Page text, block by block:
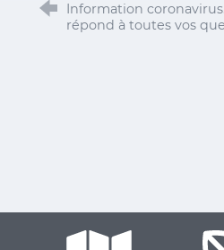
Information
répond à toutes vos